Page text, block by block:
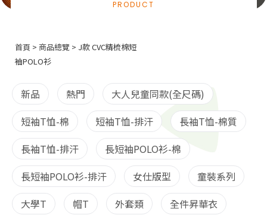
首頁 > 商品總覽 > J款 CVC精梳棉短
袖POLO衫
新品 熱門
大人兒童同款(全尺碼)
短袖T恤-棉
短袖T恤-排汗
長袖T恤-棉質
長袖T恤-排汗
長短袖POLO衫-棉
長短袖POLO衫-排汗
女仕版型
童裝系列
大學T
帽T 外套類
全件昇華衣